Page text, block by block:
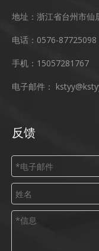
地址：浙江省台州市仙
电话：0576-87725098
手机：15057281767
电子邮件：
反馈